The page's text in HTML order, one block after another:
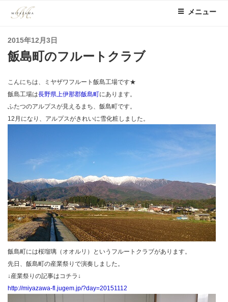
メニュー
投
稿
日:
2015年12月3日
飯島町のフルートクラブ
こんにちは、ミヤザワフルート飯島工場です★
飯島工場は長野県上伊那郡飯島町にあります。
ふたつのアルプスが見えるまち、飯島町です。
12月になり、アルプスがきれいに雪化粧しました。
飯島町には桜瑠璃（オオルリ）というフルートクラブがあります。
先日、飯島町の産業祭りで演奏しました。
↓産業祭りの記事はコチラ↓
http://miyazawa-fl.jugem.jp/?day=20151112